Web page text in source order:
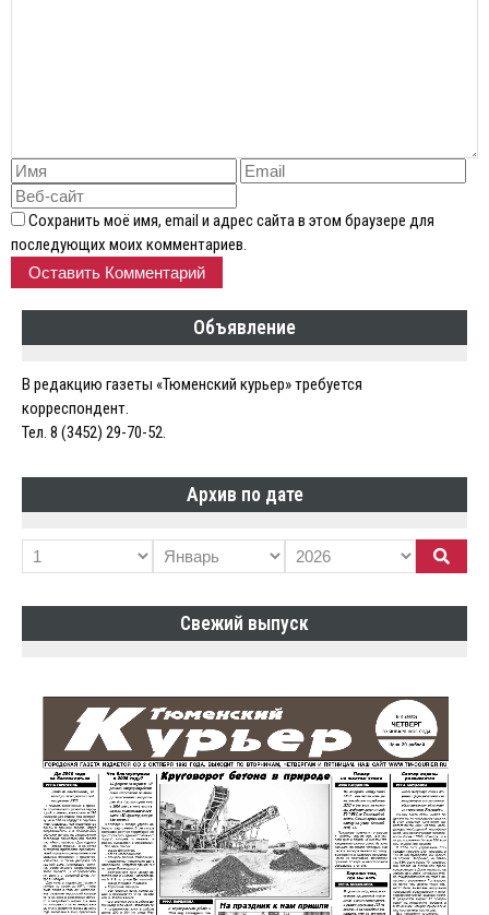
Сохранить моё имя, email и адрес сайта в этом браузере для
последующих моих комментариев.
Объявление
В редакцию газеты «Тюменский курьер» требуется
корреспондент.
Тел. 8 (3452) 29-70-52.
Архив по дате
Свежий выпуск